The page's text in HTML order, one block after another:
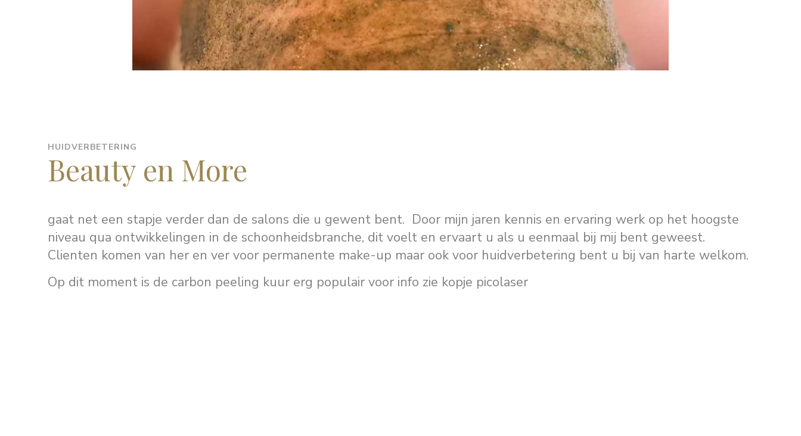
HUIDVERBETERING
Beauty en More
gaat net een stapje verder dan de salons die u gewent bent. Door mijn jaren kennis en ervaring werk op het hoogste
niveau qua ontwikkelingen in de schoonheidsbranche, dit voelt en ervaart u als u eenmaal bij mij bent geweest.
Clienten komen van her en ver voor permanente make-up maar ook voor huidverbetering bent u bij van harte welkom.
Op dit moment is de carbon peeling kuur erg populair voor info zie kopje picolaser